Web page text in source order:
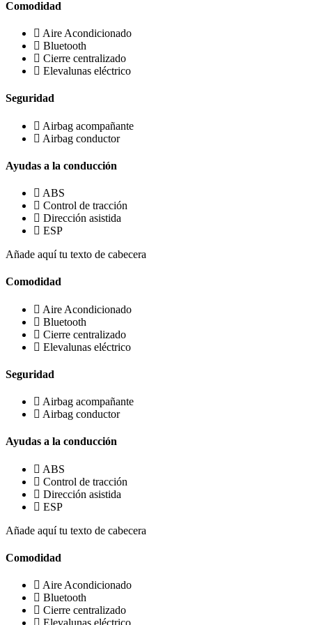
Comodidad
Aire Acondicionado
Bluetooth
Cierre centralizado
Elevalunas eléctrico
Seguridad
Airbag acompañante
Airbag conductor
Ayudas a la conducción
ABS
Control de tracción
Dirección asistida
ESP
Añade aquí tu texto de cabecera
Comodidad
Aire Acondicionado
Bluetooth
Cierre centralizado
Elevalunas eléctrico
Seguridad
Airbag acompañante
Airbag conductor
Ayudas a la conducción
ABS
Control de tracción
Dirección asistida
ESP
Añade aquí tu texto de cabecera
Comodidad
Aire Acondicionado
Bluetooth
Cierre centralizado